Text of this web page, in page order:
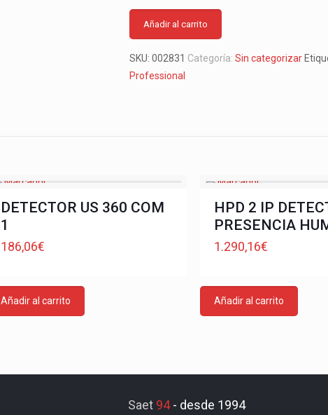
Añadir al carrito
SKU:002831 Categoría:Sin categorizar
Professional
DETECTOR US 360 COM
1
186,06€
Añadir al carrito
HPD 2 IP
PRESENCIA
1.290,16€
Añadir al carrito
Saet 94- desde 1994